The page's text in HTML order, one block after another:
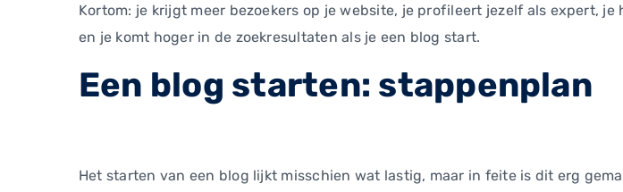
Kortom: je krijgt meer bezoekers op je website, je profileert jezelf als expert,
en je komt hoger in de zoekresultaten als je een blog start.
Een blog starten: stappenplan
Het starten van een blog lijkt misschien wat lastig, maar in feite is dit erg